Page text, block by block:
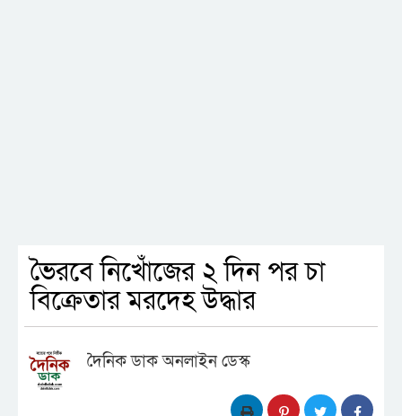
ভৈরবে নিখোঁজের ২ দিন পর চা
বিক্রেতার মরদেহ উদ্ধার
দৈনিক ডাক অনলাইন ডেস্ক